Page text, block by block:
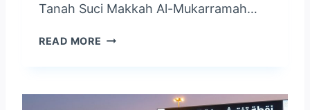
Tanah Suci Makkah Al-Mukarramah…
READ MORE K